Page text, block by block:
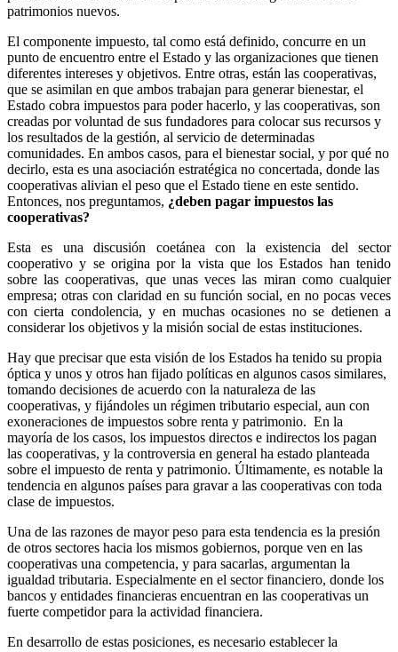
patrimonios nuevos.
El componente impuesto, tal como está definido, concurre en un
punto de encuentro entre el Estado y las organizaciones que tienen
diferentes intereses y objetivos. Entre otras, están las cooperativas,
que se asimilan en que ambos trabajan para generar bienestar, el
Estado cobra impuestos para poder hacerlo, y las cooperativas, son
creadas por voluntad de sus fundadores para colocar sus recursos y
los resultados de la gestión, al servicio de determinadas
comunidades. En ambos casos, para el bienestar social, y por qué no
decirlo, esta es una asociación estratégica no concertada, donde las
cooperativas alivian el peso que el Estado tiene en este sentido.
Entonces, nos preguntamos, ¿deben pagar impuestos las
cooperativas?
Esta es una discusión coetánea con la existencia del sector
cooperativo y se origina por la vista que los Estados han tenido
sobre las cooperativas, que unas veces las miran como cualquier
empresa; otras con claridad en su función social, en no pocas veces
con cierta condolencia, y en muchas ocasiones no se detienen a
considerar los objetivos y la misión social de estas instituciones.
Hay que precisar que esta visión de los Estados ha tenido su propia
óptica y unos y otros han fijado políticas en algunos casos similares,
tomando decisiones de acuerdo con la naturaleza de las
cooperativas, y fijándoles un régimen tributario especial, aun con
exoneraciones de impuestos sobre renta y patrimonio. En la
mayoría de los casos, los impuestos directos e indirectos los pagan
las cooperativas, y la controversia en general ha estado planteada
sobre el impuesto de renta y patrimonio. Últimamente, es notable la
tendencia en algunos países para gravar a las cooperativas con toda
clase de impuestos.
Una de las razones de mayor peso para esta tendencia es la presión
de otros sectores hacia los mismos gobiernos, porque ven en las
cooperativas una competencia, y para sacarlas, argumentan la
igualdad tributaria. Especialmente en el sector financiero, donde los
bancos y entidades financieras encuentran en las cooperativas un
fuerte competidor para la actividad financiera.
En desarrollo de estas posiciones, es necesario establecer la